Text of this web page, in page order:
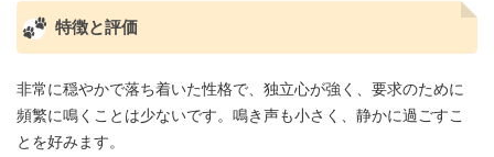
特徴と評価
非常に穏やかで落ち着いた性格で、独立心が強く、要求のために
頻繁に鳴くことは少ないです。鳴き声も小さく、静かに過ごすこ
とを好みます。